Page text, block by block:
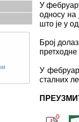
У
односу на
што је у
Број
У
сталних